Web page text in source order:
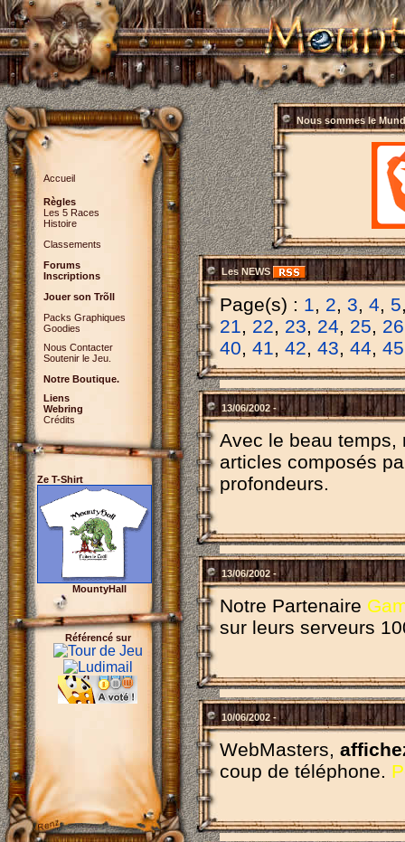
Accueil
Règles
Les 5 Races
Histoire
Classements
Forums
Inscriptions
Jouer son Trõll
Packs Graphiques
Goodies
Nous Contacter
Soutenir le Jeu.
Notre Boutique.
Liens
Webring
Crédits
Ze T-Shirt
MountyHall
Référencé sur
Nous sommes le
Les NEWS
Page(s) : 1, 2, 3, 4, 5
21, 22, 23, 24, 25, 26
40, 41, 42, 43, 44, 45
13/06/2002 -
Avec le beau
articles composés
profondeurs.
13/06/2002 -
Notre Partenaire
sur leurs serveurs
10/06/2002 -
WebMasters,
coup de téléphone.